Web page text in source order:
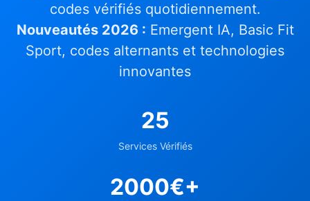
codes vérifiés quotidiennement.
Nouveautés 2026 : Emergent IA, Basic Fit
Sport, codes alternants et technologies
innovantes
25
Services Vérifiés
2000€+